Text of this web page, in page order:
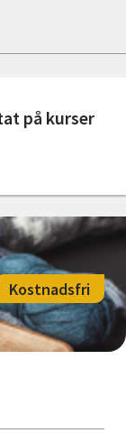
på kurser
Kostnadsfri